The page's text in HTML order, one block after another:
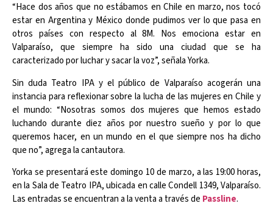
“Hace dos años que no estábamos en Chile en marzo, nos tocó
estar en Argentina y México donde pudimos ver lo que pasa en
otros países con respecto al 8M. Nos emociona estar en
Valparaíso, que siempre ha sido una ciudad que se ha
caracterizado por luchar y sacar la voz”, señala Yorka.
Sin duda Teatro IPA y el público de Valparaíso acogerán una
instancia para reflexionar sobre la lucha de las mujeres en Chile y
el mundo: “Nosotras somos dos mujeres que hemos estado
luchando durante diez años por nuestro sueño y por lo que
queremos hacer, en un mundo en el que siempre nos ha dicho
que no”, agrega la cantautora.
Yorka se presentará este domingo 10 de marzo, a las 19:00 horas,
en la Sala de Teatro IPA, ubicada en calle Condell 1349, Valparaíso.
Las entradas se encuentran a la venta a través de Passline.